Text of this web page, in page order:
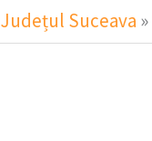
Județul Suceava »